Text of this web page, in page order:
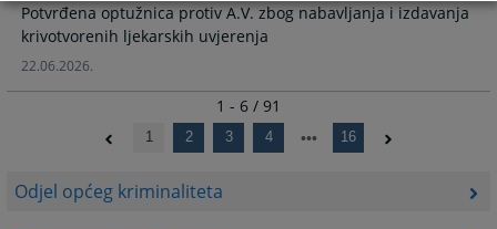
Odjel općeg kriminaliteta
Potvrđena optužnica protiv A.V. zbog nabavljanja i izdavanja
krivotvorenih ljekarskih uvjerenja
22.06.2026.
1 - 6 / 91
1 2 3 4 16